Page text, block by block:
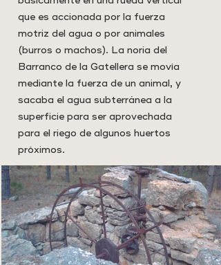
que es accionada por la fuerza
motriz del agua o por animales
(burros o machos). La noria del
Barranco de la Gatellera se movía
mediante la fuerza de un animal, y
sacaba el agua subterránea a la
superficie para ser aprovechada
para el riego de algunos huertos
próximos.